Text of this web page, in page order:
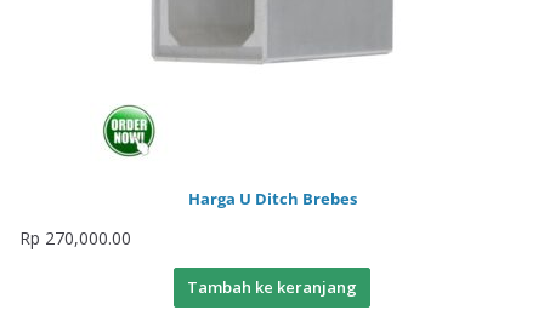
Harga U Ditch Brebes
Rp 270,000.00
Tambah ke keranjang